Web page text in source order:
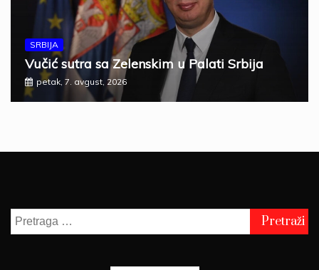
SRBIJA
Vučić sutra sa Zelenskim u Palati Srbija
petak, 7. avgust, 2026
Pretraga
za: